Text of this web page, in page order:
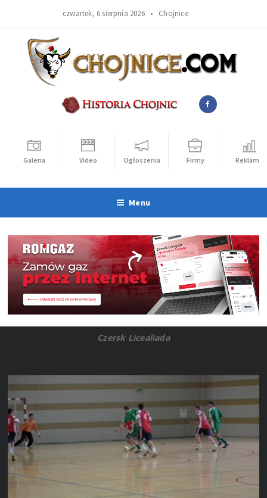
czwartek, 6 sierpnia 2026 • Chojnice
Galeria Video Ogłoszenia Firmy Reklama
Menu
Czersk Licealiada